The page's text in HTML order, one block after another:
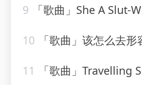
9 「歌曲」She A Slut-
10 「歌曲」该怎么去
11 「歌曲」Travelling